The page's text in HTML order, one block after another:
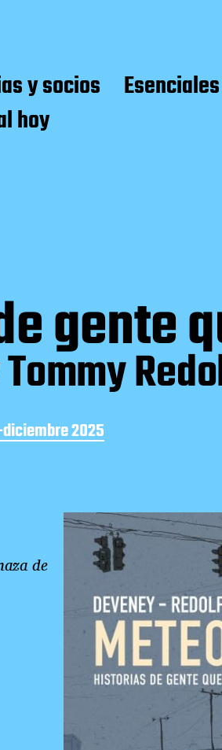
y socios
Esenciales
hoy
gente
2025
de